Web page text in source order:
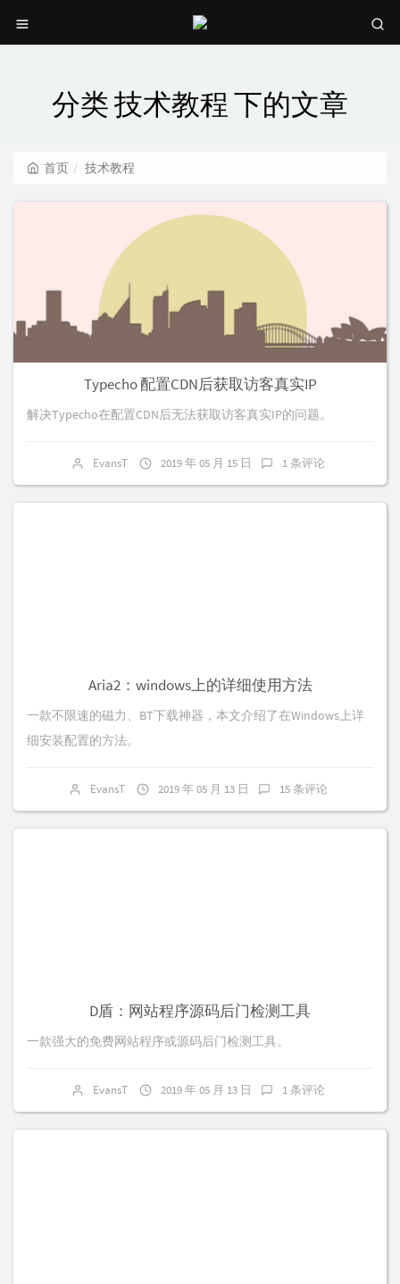
分类 技术教程 下的文章
首页 技术教程
Typecho 配置CDN后获取访客真实IP
解决Typecho在配置CDN后无法获取访客真实IP的问题。
EvansT 2019 年 05 月 15 日 1 条评论
Aria2：windows上的详细使用方法
一款不限速的磁力、BT下载神器，本文介绍了在Windows上详
细安装配置的方法。
EvansT 2019 年 05 月 13 日 15 条评论
D盾：网站程序源码后门检测工具
一款强大的免费网站程序或源码后门检测工具。
EvansT 2019 年 05 月 13 日 1 条评论